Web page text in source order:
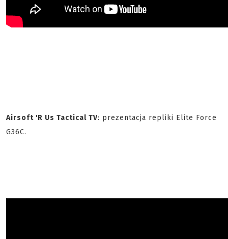
Airsoft 'R Us Tactical TV: prezentacja repliki Elite Force
G36C.